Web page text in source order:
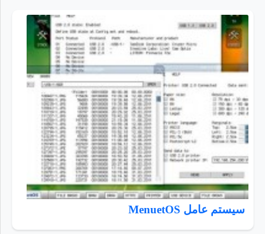
سیستم عامل MenuetOS